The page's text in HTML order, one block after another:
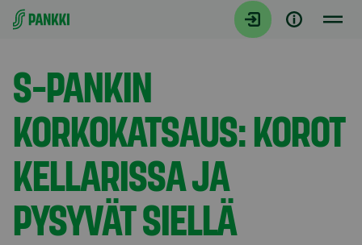
Siirry suoraan sisältöön
Tiedotteet
S-PANKIN
KORKOKATSAUS: KOROT
KELLARISSA JA
PYSYVÄT SIELLÄ